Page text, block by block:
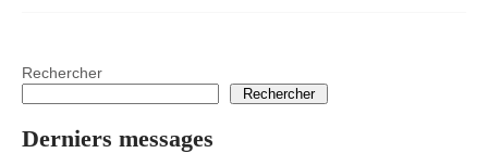
Rechercher
Rechercher
Derniers messages